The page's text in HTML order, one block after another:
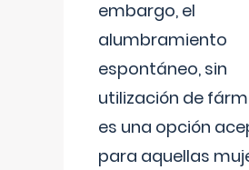
embargo, el
alumbramiento
espontáneo, sin
utilización de
es una opción
para aquellas